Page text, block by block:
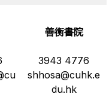
善衡書院
3943 4776
shhosa@cuhk.e
du.hk